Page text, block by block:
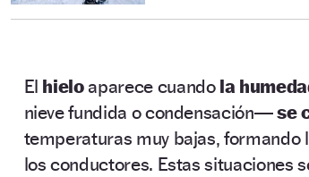
El hieloaparece cuando la
nieve fundida o condensación—se
temperaturas muy bajas,
los conductores. Estas situaciones